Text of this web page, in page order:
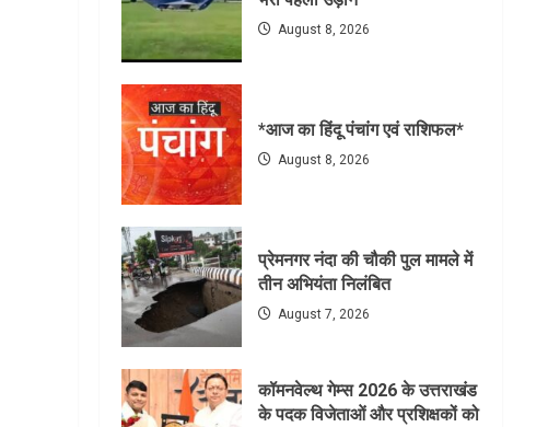
August 8, 2026
*आज का हिंदू पंचांग एवं राशिफल*
August 8, 2026
प्रेमनगर नंदा की चौकी पुल मामले में
तीन अभियंता निलंबित
August 7, 2026
कॉमनवेल्थ गेम्स 2026 के उत्तराखंड
के पदक विजेताओं और प्रशिक्षकों को